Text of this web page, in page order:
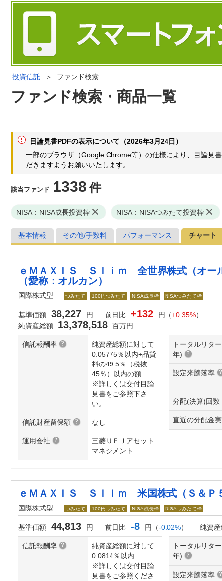
投資信託 ＞ ファンド検索
ファンド検索・商品一覧
目論見書PDFの表示について（2026年3月24日）
一部のブラウザ（Google Chrome等）の仕様により、目論見
だきますようお願いいたします。
該当ファンド 1338 件
NISA：NISA成長投資枠 NISA：NISAつみたて投資枠
基本情報 その他/手数料 パフォーマンス チャート
ｅＭＡＸＩＳ Ｓｌｉｍ 全世界株式（オー
（愛称：オルカン）
国際株式型 つみたて 100円つみたて NISA成長枠 NISAつみたて枠
基準価額 38,227 円 前日比 +132 円（+0.35%）
純資産総額
13,378,518 百万円
信託報酬率
純資産総額に対して
0.05775％以内+品貸
料の49.5％（税抜
45％）以内の額
※詳しくは交付目論
見書をご参照下さ
い。
信託財産留保額 なし
運用会社
三菱ＵＦＪアセット
マネジメント
トータルリタ
年)
設定来騰落率
分配(決算)回数
直近の分配金
ｅＭＡＸＩＳ Ｓｌｉｍ 米国株式（Ｓ＆Ｐ
国際株式型 つみたて 100円つみたて NISA成長枠 NISAつみたて枠
基準価額 44,813 円 前日比 -8 円（-0.02%） 純資産
信託報酬率
純資産総額に対して
0.0814％以内
※詳しくは交付目論
見書をご参照くださ
トータルリタ
年)
設定来騰落率